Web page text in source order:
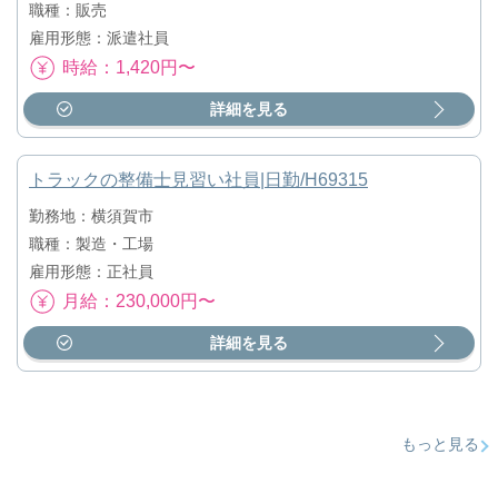
職種：販売
雇用形態：派遣社員
時給：1,420円〜
詳細を見る
トラックの整備士見習い社員|日勤/H69315
勤務地：横須賀市
職種：製造・工場
雇用形態：正社員
月給：230,000円〜
詳細を見る
もっと見る